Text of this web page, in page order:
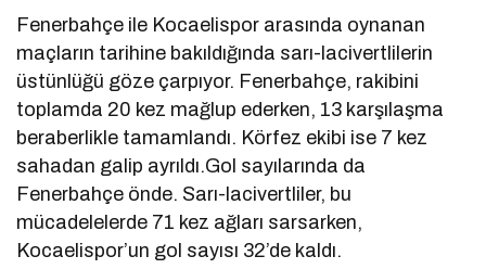
Fenerbahçe ile Kocaelispor arasında oynanan
maçların tarihine bakıldığında sarı-lacivertlilerin
üstünlüğü göze çarpıyor. Fenerbahçe, rakibini
toplamda 20 kez mağlup ederken, 13 karşılaşma
beraberlikle tamamlandı. Körfez ekibi ise 7 kez
sahadan galip ayrıldı.Gol sayılarında da
Fenerbahçe önde. Sarı-lacivertliler, bu
mücadelelerde 71 kez ağları sarsarken,
Kocaelispor’un gol sayısı 32’de kaldı.